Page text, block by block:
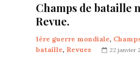
Champs de bataille
Revue.
1ère guerre mondiale,
bataille, Revues 22 janvier